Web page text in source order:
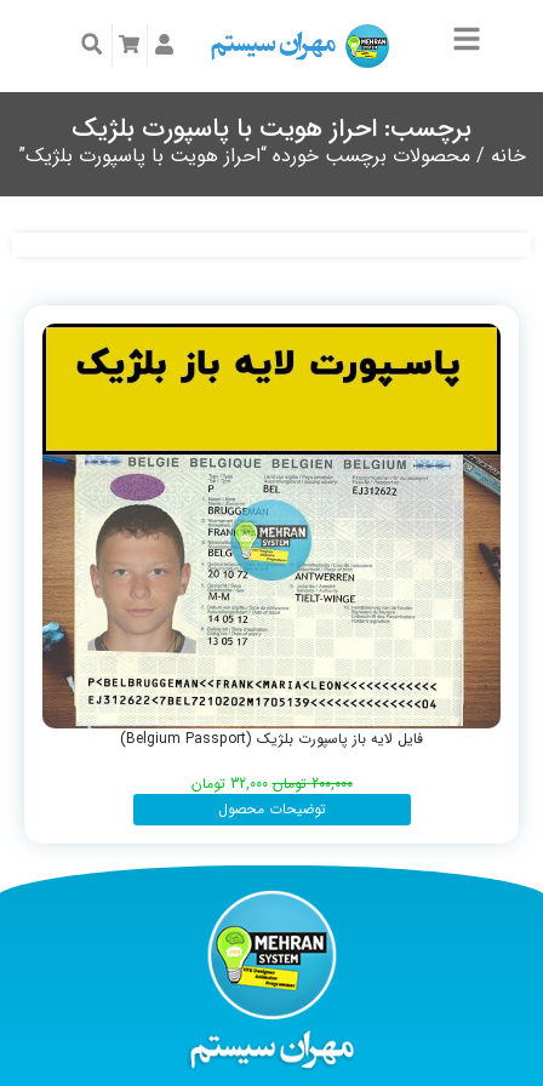
برچسب: احراز هویت با پاسپورت بلژیک
خانه / محصولات برچسب خورده “احراز هویت با پاسپورت بلژیک”
فایل لایه باز پاسپورت بلژیک (Belgium Passport)
200,000 تومان 32,000 تومان
توضیحات محصول